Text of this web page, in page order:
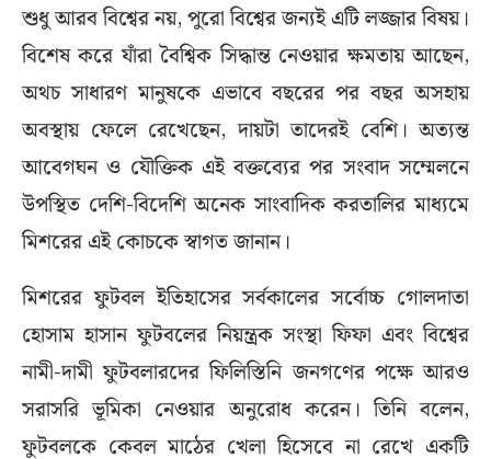
শুধু আরব বিশ্বের নয়, পুরো বিশ্বের জন্যই এটি লজ্জার বিষয়।
বিশেষ করে যাঁরা বৈশ্বিক সিদ্ধান্ত নেওয়ার ক্ষমতায় আছেন,
অথচ সাধারণ মানুষকে এভাবে বছরের পর বছর অসহায়
অবস্থায় ফেলে রেখেছেন, দায়টা তাদেরই বেশি। অত্যন্ত
আবেগঘন ও যৌক্তিক এই বক্তব্যের পর সংবাদ সম্মেলনে
উপস্থিত দেশি-বিদেশি অনেক সাংবাদিক করতালির মাধ্যমে
মিশরের এই কোচকে স্বাগত জানান।
মিশরের ফুটবল ইতিহাসের সর্বকালের সর্বোচ্চ গোলদাতা
হোসাম হাসান ফুটবলের নিয়ন্ত্রক সংস্থা ফিফা এবং বিশ্বের
নামী-দামী ফুটবলারদের ফিলিস্তিনি জনগণের পক্ষে আরও
সরাসরি ভূমিকা নেওয়ার অনুরোধ করেন। তিনি বলেন,
ফুটবলকে কেবল মাঠের খেলা হিসেবে না রেখে একটি